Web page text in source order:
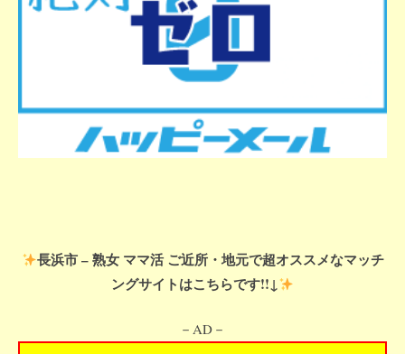
長浜市 – 熟女 ママ活 ご近所・地元で超オススメなマッチ
ングサイトはこちらです!!↓
－AD－